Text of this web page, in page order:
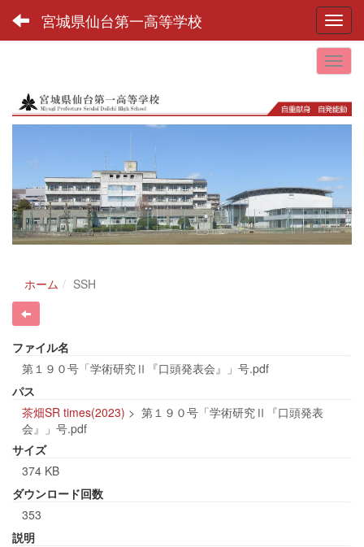
宮城県仙台第一高等学校
ホーム SSH
ファイル名
第１９０号「学術研究Ⅱ『口頭発表会』」号.pdf
パス
茶畑SR times(2023) > 第１９０号「学術研究Ⅱ『口頭発表
会』」号.pdf
サイズ
374 KB
ダウンロード回数
353
説明